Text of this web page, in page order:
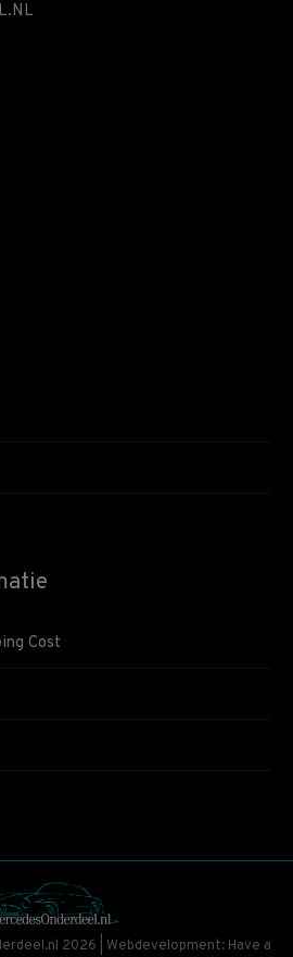
Cost
2026 | Webdevelopment: Have a